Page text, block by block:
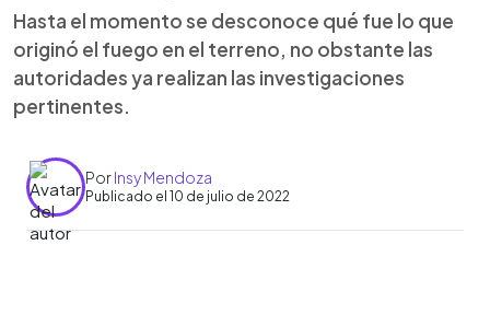
Hasta el momento se desconoce qué fue lo que
originó el fuego en el terreno, no obstante las
autoridades ya realizan las investigaciones
pertinentes.
PorInsy Mendoza
Publicado el 10 de julio de 2022